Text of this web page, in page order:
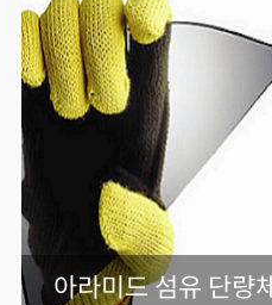
아라미드 섬유 단량체